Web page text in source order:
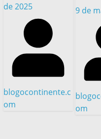
de 2025
blogocontinente.c
om
9 de
om